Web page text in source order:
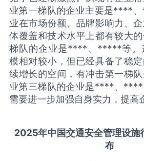
业第一梯队的企业主要是****
业在市场份额、品牌影响力、
体覆盖和技术水平上都有较大
梯队的企业是****、*****等。
模相对较小，但已经具备了稳
续增长的空间，有冲击第一梯
业第三梯队的企业是****、****
需要进一步加强自身实力，提高
2025年中国交通安全管理设施
布